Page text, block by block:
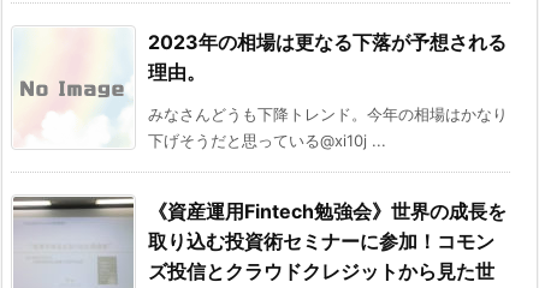
2023年の相場は更なる下落が予想される
理由。
みなさんどうも下降トレンド。今年の相場はかなり
下げそうだと思っている@xi10j ...
《資産運用Fintech勉強会》世界の成長を
取り込む投資術セミナーに参加！コモン
ズ投信とクラウドクレジットから見た世